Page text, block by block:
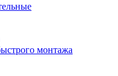
монтажа